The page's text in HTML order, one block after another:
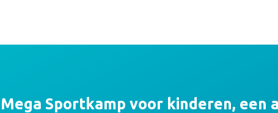
Mega Sportkamp voor kinderen, een